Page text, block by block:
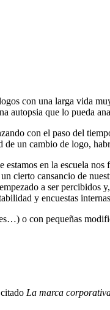
con una larga vida
autopsia que lo pueda
con el paso del
un cambio de logo,
en la escuela
cierto cansancio de
a ser percibidos
y encuestas
o con pequeñas
La marca